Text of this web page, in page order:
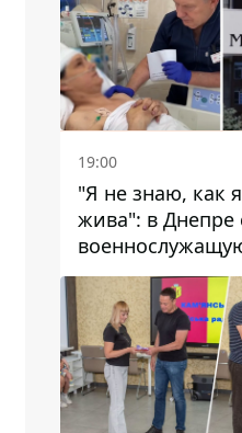
19:00
"Я не знаю, как
жива": в Днепре
четверых
ранил КАБ